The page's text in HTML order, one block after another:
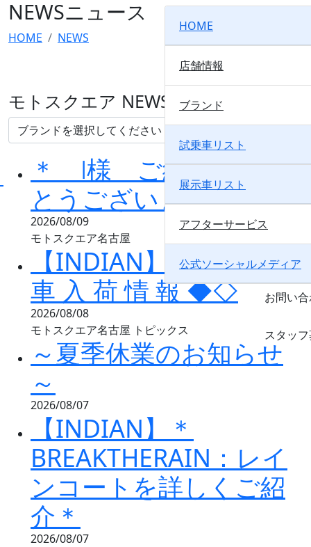
お問い
スタッ
HOME
店舗情報
ブランド
試乗車リスト
展示車リスト
アフターサービス
公式ソーシャルメディア
NEWSニュース
HOME NEWS
モトスクエア NEWS一覧
＊ Ⅰ様 ご納車おめで
とうございます！ ＊
2026/08/09
モトスクエア名古屋
【INDIAN】◇◆ 中 古
車 入 荷 情 報 ◆◇
2026/08/08
モトスクエア名古屋 トピックス
～夏季休業のお知らせ
～
2026/08/07
【INDIAN】＊
BREAKTHERAIN：レイ
ンコートを詳しくご紹
介＊
2026/08/07